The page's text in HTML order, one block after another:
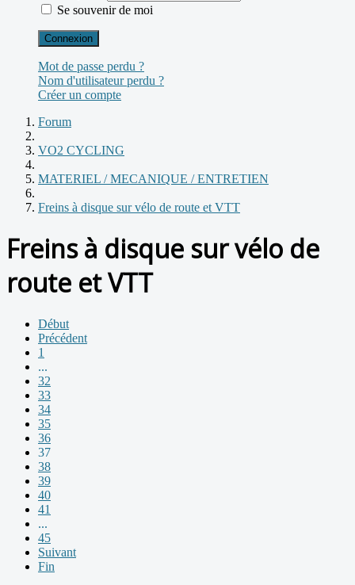
Se souvenir de moi
Connexion
Mot de passe perdu ?
Nom d'utilisateur perdu ?
Créer un compte
Forum
VO2 CYCLING
MATERIEL / MECANIQUE / ENTRETIEN
Freins à disque sur vélo de route et VTT
Freins à disque sur vélo de
route et VTT
Début
Précédent
1
...
32
33
34
35
36
37
38
39
40
41
...
45
Suivant
Fin